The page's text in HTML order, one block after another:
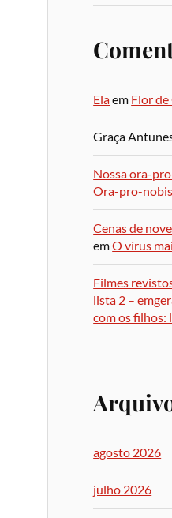
Elaem Flor de
Graça
Nossa ora-
Ora-pro-
Cenas de
emO vírus
Filmes
lista 2 –
com os filhos:
agosto 2026
julho 2026